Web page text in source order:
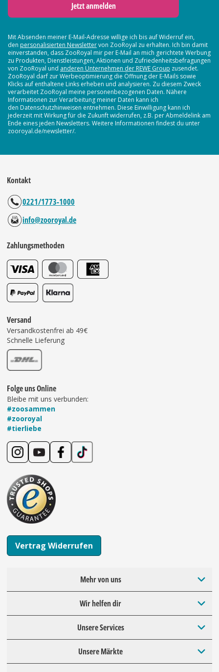
Jetzt anmelden
Mit Absenden meiner E-Mail-Adresse willige ich bis auf Widerruf ein,
den personalisierten Newslettervon ZooRoyal zu erhalten. Ich bin damit
einverstanden, dass ZooRoyal mir per E-Mail an mich gerichtete Werbung
zu Produkten, Dienstleistungen, Aktionen und Zufriedenheitsbefragungen
von ZooRoyal und anderen Unternehmen der REWE Group zusendet.
ZooRoyal darf zur Werbeoptimierung die Öffnung der E-Mails sowie
Klicks auf enthaltene Links erheben und analysieren. Zu diesem Zweck
verarbeitet ZooRoyal meine personenbezogenen Daten. Nähere
Informationen zur Verarbeitung meiner Daten kann ich
den Datenschutzhinweisen entnehmen. Diese Einwilligung kann ich
jederzeit mit Wirkung für die Zukunft widerrufen, z.B. per Abmeldelink am
Ende eines jeden Newsletters. Weitere Informationen findest du unter
zooroyal.de/newsletter/.
Kontakt
0221/1773-1000
info@zooroyal.de
Zahlungsmethoden
Versand
Versandkostenfrei ab 49€
Schnelle Lieferung
Folge uns Online
Bleibe mit uns verbunden:
#zoosammen
#zooroyal
#tierliebe
Vertrag Widerrufen
Mehr von uns
Wir helfen dir
Unsere Services
Unsere Märkte